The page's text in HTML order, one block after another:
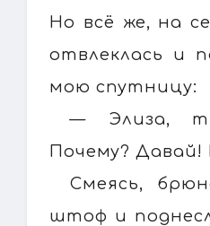
Но всё же, на
отвлеклась и
мою спутницу:
— Элиза,
Почему?
Смеясь,
штоф и